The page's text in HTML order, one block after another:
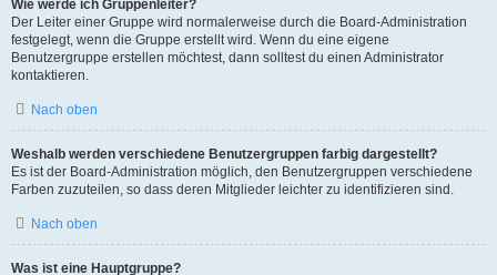
Wie werde ich Gruppenleiter?
Der Leiter einer Gruppe wird normalerweise durch die Board-Administration
festgelegt, wenn die Gruppe erstellt wird. Wenn du eine eigene
Benutzergruppe erstellen möchtest, dann solltest du einen Administrator
kontaktieren.
Nach oben
Weshalb werden verschiedene Benutzergruppen farbig dargestellt?
Es ist der Board-Administration möglich, den Benutzergruppen verschiedene
Farben zuzuteilen, so dass deren Mitglieder leichter zu identifizieren sind.
Nach oben
Was ist eine Hauptgruppe?